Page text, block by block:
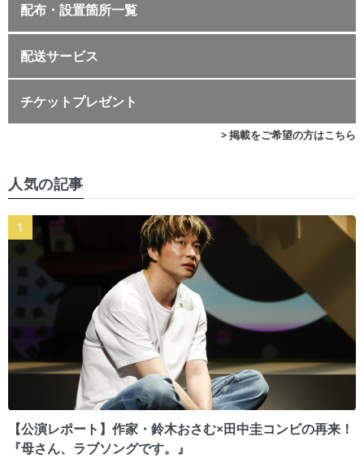
配布・設置箇所一覧
配送サービス
チケットプレゼント
> 掲載をご希望の方はこちら
人気の記事
【公演レポート】作家・鈴木おさむ×田中圭コンビの再来！
『母さん、ラブソングです。』